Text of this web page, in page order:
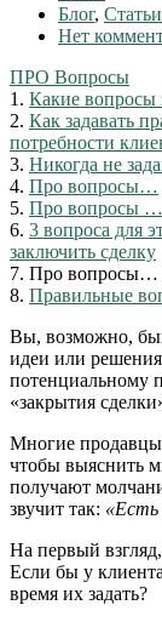
Блог, Статьи
Нет
ПРО Вопросы
1. Какие вопросы
2. Как задавать
потребности
3. Никогда не
4. Про вопросы…
5. Про вопросы
6. 3 вопроса для
заключить сделку
7. Про вопросы…
8. Правильные
Вы, возможно,
идеи или
потенциальному
«закрытия
Многие продавцы
чтобы выяснить
получают
звучит так: «Есть
На первый
Если бы у
время их задать?